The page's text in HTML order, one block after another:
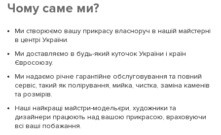
Чому саме ми?
Ми створюємо вашу прикрасу власноруч в нашій майстерні
в центрі України.
Ми доставляємо в будь-який куточок України і країн
Євросоюзу.
Ми надаємо річне гарантійне обслуговування та повний
сервіс, такий як полірування, мийка, чистка, заміна каменів
та розмірів.
Наші найкращі майстри-модельєри, художники та
дизайнери працюють над вашою прикрасою, враховуючи
всі ваші побажання.